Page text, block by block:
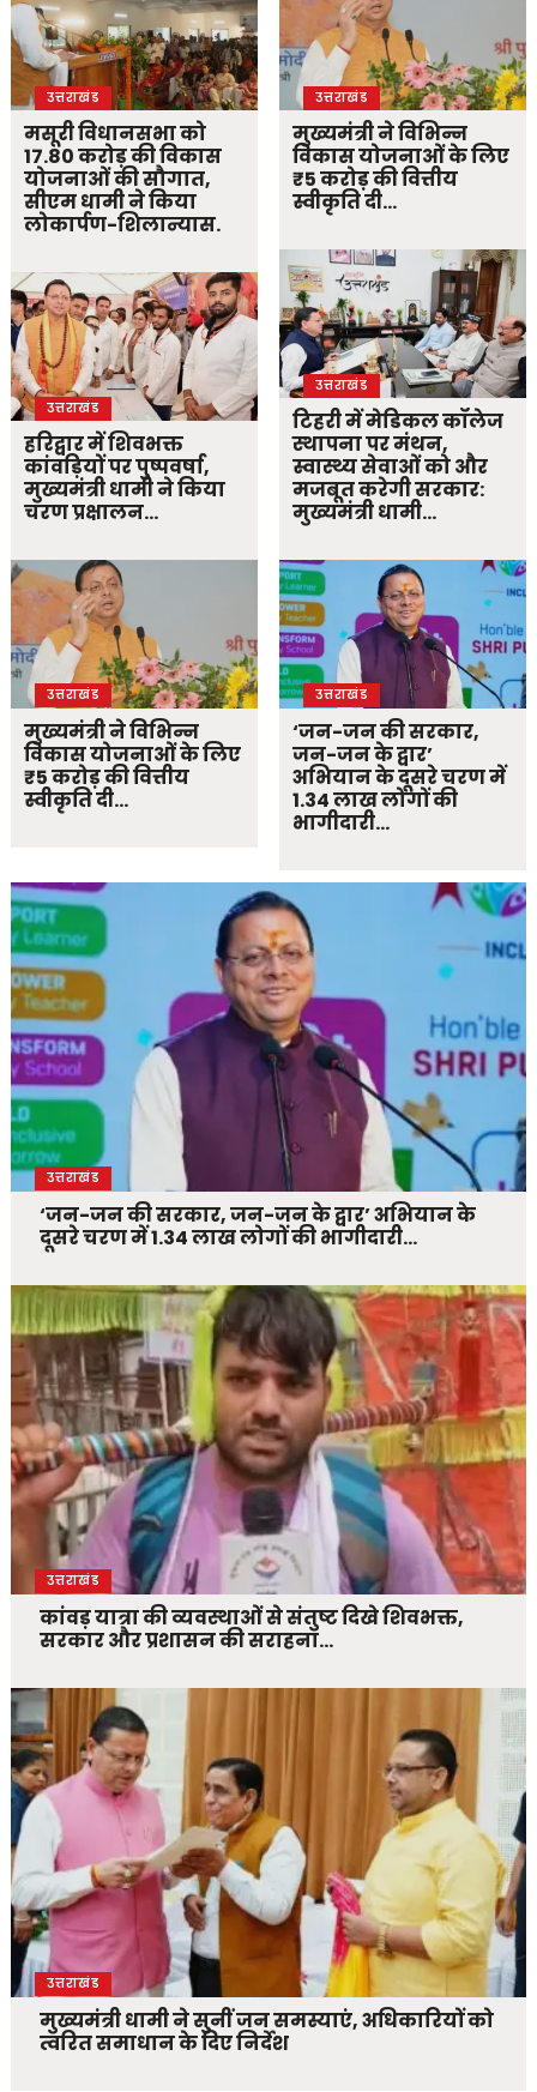
उत्तराखंड
मसूरी विधानसभा को
17.80 करोड़ की विकास
योजनाओं की सौगात,
सीएम धामी ने किया
लोकार्पण-शिलान्यास.
उत्तराखंड
हरिद्वार में शिवभक्त
कांवड़ियों पर पुष्पवर्षा,
मुख्यमंत्री धामी ने किया
चरण प्रक्षालन…
उत्तराखंड
मुख्यमंत्री ने विभिन्न
विकास योजनाओं के लिए
₹5 करोड़ की वित्तीय
स्वीकृति दी…
उत्तराखंड
मुख्यमंत्री ने विभिन्न
विकास योजनाओं के लिए
₹5 करोड़ की वित्तीय
स्वीकृति दी…
उत्तराखंड
टिहरी में मेडिकल कॉलेज
स्थापना पर मंथन,
स्वास्थ्य सेवाओं को और
मजबूत करेगी सरकार:
मुख्यमंत्री धामी…
उत्तराखंड
‘जन-जन की सरकार,
जन-जन के द्वार’
अभियान के दूसरे चरण में
1.34 लाख लोगों की
भागीदारी…
उत्तराखंड
‘जन-जन की सरकार, जन-जन के द्वार’ अभियान के
दूसरे चरण में 1.34 लाख लोगों की भागीदारी…
उत्तराखंड
कांवड़ यात्रा की व्यवस्थाओं से संतुष्ट दिखे शिवभक्त,
सरकार और प्रशासन की सराहना…
उत्तराखंड
मुख्यमंत्री धामी ने सुनीं जन समस्याएं, अधिकारियों को
त्वरित समाधान के दिए निर्देश